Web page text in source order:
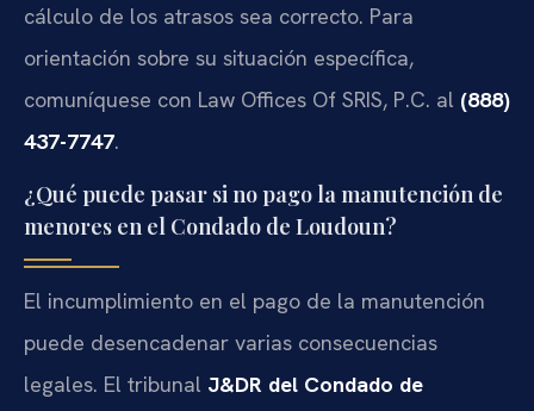
cálculo de los atrasos sea correcto. Para
orientación sobre su situación específica,
comuníquese con Law Offices Of SRIS, P.C. al (888)
437-7747.
¿Qué puede pasar si no pago la manutención de
menores en el Condado de Loudoun?
El incumplimiento en el pago de la manutención
puede desencadenar varias consecuencias
legales. El tribunal J&DR del Condado de